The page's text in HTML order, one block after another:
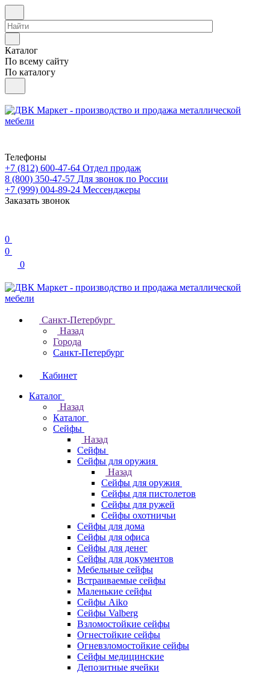
Каталог
По всему сайту
По каталогу
Телефоны
+7 (812) 600-47-64 Отдел продаж
8 (800) 350-47-57 Для звонок по России
+7 (999) 004-89-24 Мессенджеры
Заказать звонок
0
0
0
Санкт-Петербург
Назад
Города
Санкт-Петербург
Кабинет
Каталог
Назад
Каталог
Cейфы
Назад
Cейфы
Cейфы для оружия
Назад
Cейфы для оружия
Сейфы для пистолетов
Сейфы для ружей
Сейфы охотничьи
Cейфы для дома
Cейфы для офиса
Сейфы для денег
Сейфы для документов
Мебельные сейфы
Встраиваемые сейфы
Маленькие сейфы
Сейфы Aiko
Сейфы Valberg
Взломостойкие сейфы
Огнестойкие сейфы
Огневзломостойкие сейфы
Сейфы медицинские
Депозитные ячейки